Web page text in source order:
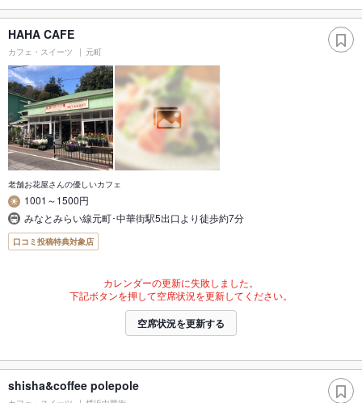
HAHA CAFE
カフェ・スイーツ 元町
老舗お花屋さんの優しいカフェ
1001～1500円
みなとみらい線元町･中華街駅5出口より徒歩約7分
口コミ投稿特典対象店
カレンダーの更新に失敗しました。
下記ボタンを押して空席状況を更新してください。
空席状況を更新する
shisha&coffee polepole